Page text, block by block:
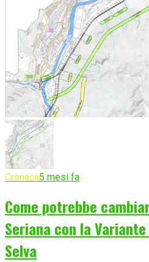
Cronaca5 mesi fa
Come potrebbe
Seriana con la
Selva